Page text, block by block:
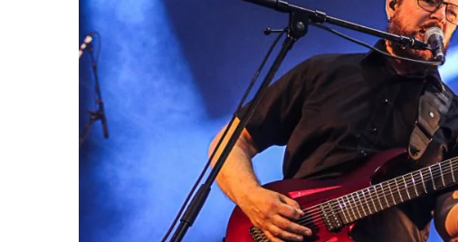
LE GROS RIFFIFI
LE GROS RIFFIFI –
Christmas Riffifi 2025 !!!
LE GROS RIFFIFI
LE GROS
The Covers